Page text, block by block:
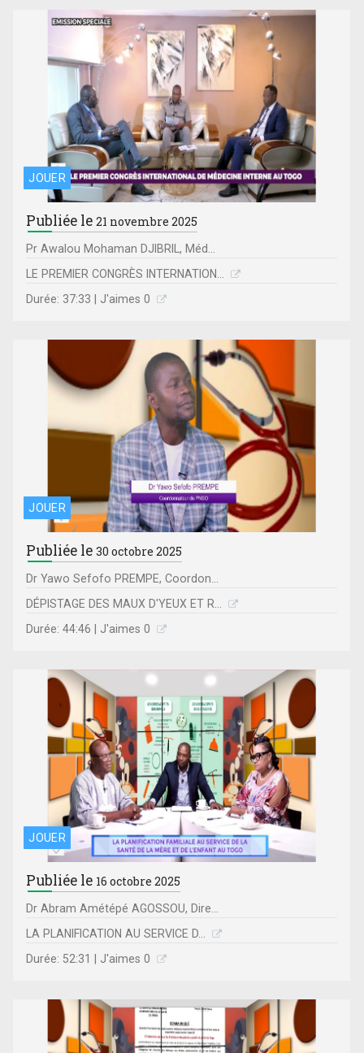
JOUER
Publiée le21 novembre 2025
Pr Awalou Mohaman DJIBRIL, Méd...
LE PREMIER CONGRÈS INTERNATION...
Durée: 37:33 | J'aimes 0
JOUER
Publiée le30 octobre 2025
Dr Yawo Sefofo PREMPE, Coordon...
DÉPISTAGE DES MAUX D'YEUX ET R...
Durée: 44:46 | J'aimes 0
JOUER
Publiée le 16 octobre 2025
Dr Abram Amétépé AGOSSOU, Dire...
LA PLANIFICATION AU SERVICE D...
Durée: 52:31 | J'aimes 0